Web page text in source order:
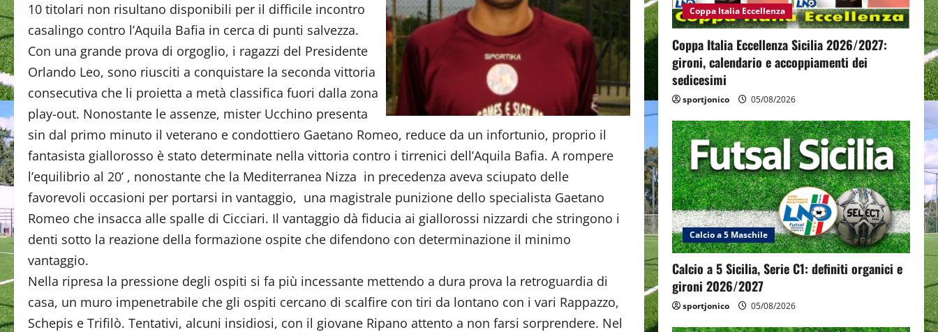
10 titolari non risultano disponibili per il difficile incontro
casalingo contro l’Aquila Bafia in cerca di punti salvezza.
Con una grande prova di orgoglio, i ragazzi del Presidente
Orlando Leo, sono riusciti a conquistare la seconda vittoria
consecutiva che li proietta a metà classifica fuori dalla zona
play-out. Nonostante le assenze, mister Ucchino presenta
sin dal primo minuto il veterano e condottiero Gaetano Romeo, reduce da un infortunio, proprio il
fantasista giallorosso è stato determinate nella vittoria contro i tirrenici dell’Aquila Bafia. A rompere
l’equilibrio al 20’ , nonostante che la Mediterranea Nizza in precedenza aveva sciupato delle
favorevoli occasioni per portarsi in vantaggio, una magistrale punizione dello specialista Gaetano
Romeo che insacca alle spalle di Cicciari. Il vantaggio dà fiducia ai giallorossi nizzardi che stringono i
denti sotto la reazione della formazione ospite che difendono con determinazione il minimo
vantaggio.
Nella ripresa la pressione degli ospiti si fa più incessante mettendo a dura prova la retroguardia di
casa, un muro impenetrabile che gli ospiti cercano di scalfire con tiri da lontano con i vari Rappazzo,
Schepis e Trifilò. Tentativi, alcuni insidiosi, con il giovane Ripano attento a non farsi sorprendere. Nel
Coppa Italia Eccellenza
Coppa Italia Eccellenza Sicilia 2026/2027:
gironi, calendario e accoppiamenti dei
sedicesimi
sportjonico 05/08/2026
Calcio a 5 Maschile
Calcio a 5 Sicilia, Serie C1: definiti organici e
gironi 2026/2027
sportjonico 05/08/2026